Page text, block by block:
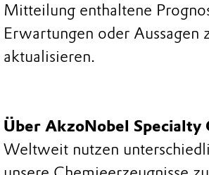
Mitteilung enthaltene
Erwartungen oder Aussagen
aktualisieren.
Über AkzoNobel Specialty
Weltweit nutzen